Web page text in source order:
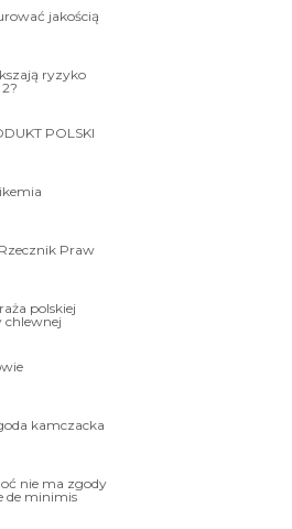
jakością
ryzyko
POLSKI
Praw
polskiej
chlewnej
kamczacka
nie ma zgody
de minimis